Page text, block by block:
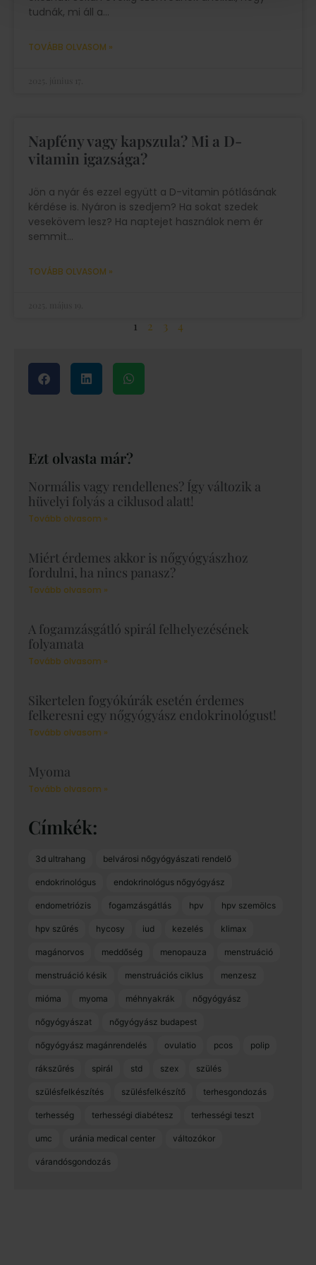
tudnák, mi áll a
TOVÁBB OLVASOM »
Napfény vagy kapszula? Mi a D-
vitamin igazsága?
Jön a nyár és ezzel együtt a D-vitamin pótlásának
kérdése is. Nyáron is szedjem? Ha sokat szedek
vesekövem lesz? Ha naptejet használok nem ér
semmit
TOVÁBB OLVASOM »
1 2 3 4
Ezt olvasta már?
Normális vagy rendellenes? Így változik a
hüvelyi folyás a ciklusod alatt!
Tovább olvasom »
Miért érdemes akkor is nőgyógyászhoz
fordulni, ha nincs panasz?
Tovább olvasom »
A fogamzásgátló spirál felhelyezésének
folyamata
Tovább olvasom »
Sikertelen fogyókúrák esetén érdemes
felkeresni egy nőgyógyász endokrinológust!
Tovább olvasom »
Myoma
Tovább olvasom »
Címkék
3d ultrahang belvárosi nőgyógyászati rendelő
endokrinológus endokrinológus nőgyógyász
endometriózis fogamzásgátlás hpv hpv szemölcs
hpv szűrés hycosy iud kezelés klimax
magánorvos meddőség menopauza menstruáció
menstruáció késik menstruációs ciklus menzesz
mióma myoma méhnyakrák nőgyógyász
nőgyógyászat nőgyógyász budapest
nőgyógyász magánrendelés ovulatio pcos polip
rákszűrés spirál std szex szülés
szülésfelkészítés szülésfelkészítő terhesgondozás
terhesség terhességi diabétesz terhességi teszt
umc uránia medical center változókor
várandósgondozás